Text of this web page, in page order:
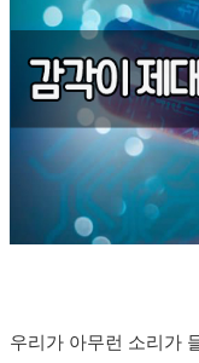
우리가 아무런 소리가